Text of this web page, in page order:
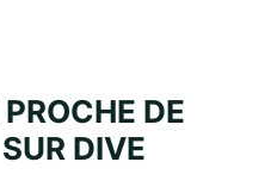
DE
DIVE